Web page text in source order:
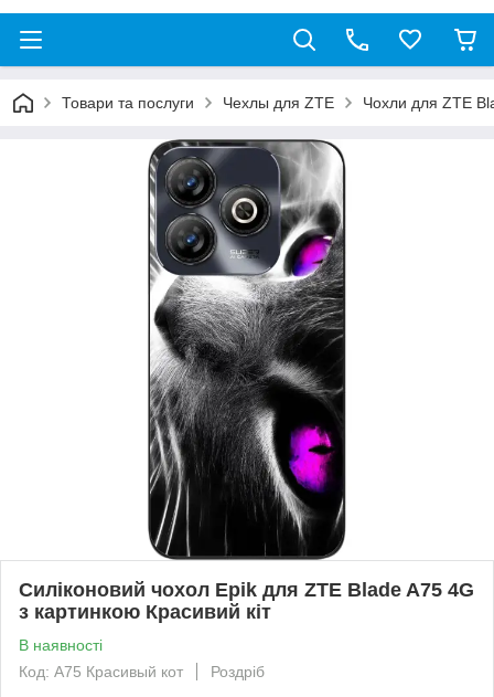
Товари та послуги Чехлы для ZTE Чохли для ZTE
Силіконовий чохол Epik для ZTE Blade A75 4G
з картинкою Красивий кіт
В наявності
Код: A75 Красивый кот
Роздріб